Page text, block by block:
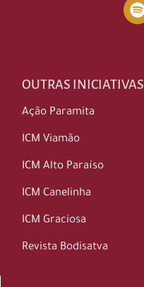
OUTRAS INICIATIVAS
Ação Paramita
ICM Viamão
ICM Alto Paraíso
ICM Canelinha
ICM Graciosa
Revista Bodisatva